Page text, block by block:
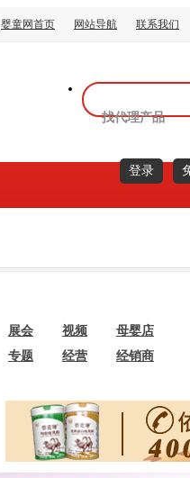
婴童网首页 网站导航 联系我们
找代理产品
登录
展会 视频
母婴店
专题 经营 经销商